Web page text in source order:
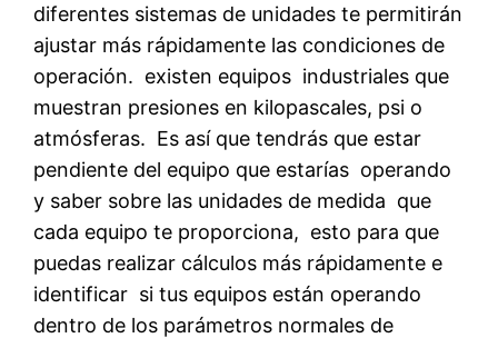
diferentes sistemas de unidades te permitirán
ajustar más rápidamente las condiciones de
operación. existen equipos industriales que
muestran presiones en kilopascales, psi o
atmósferas. Es así que tendrás que estar
pendiente del equipo que estarías operando
y saber sobre las unidades de medida que
cada equipo te proporciona, esto para que
puedas realizar cálculos más rápidamente e
identificar si tus equipos están operando
dentro de los parámetros normales de